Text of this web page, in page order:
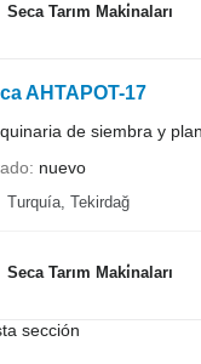
Seca Tarım Maki̇naları
AHTAPOT-17
de siembra y
nuevo
Turquía, Tekirdağ
Seca Tarım Maki̇naları
sección